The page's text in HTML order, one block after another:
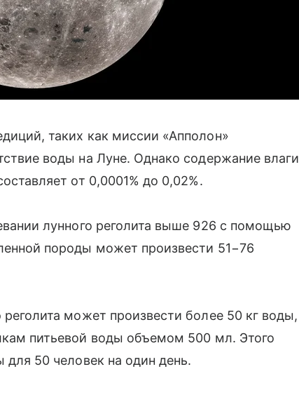
таких как миссии «Апполон»
воды на Луне. Однако содержание влаги
от 0,0001% до 0,02%.
лунного реголита выше 926 с помощью
породы может произвести 51−76
может произвести более 50 кг воды,
питьевой воды объемом 500 мл. Этого
50 человек на один день.